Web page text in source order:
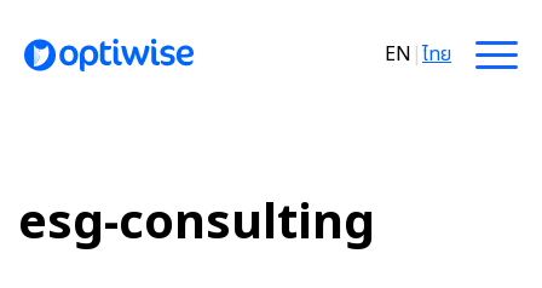
EN |ไทย
esg-consulting